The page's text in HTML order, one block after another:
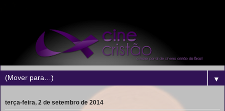
▼
terça-feira, 2 de setembro de 2014